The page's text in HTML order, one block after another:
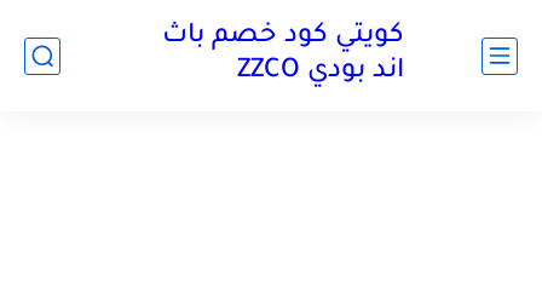
كويتي كود خصم باث
اند بودي ZZCO